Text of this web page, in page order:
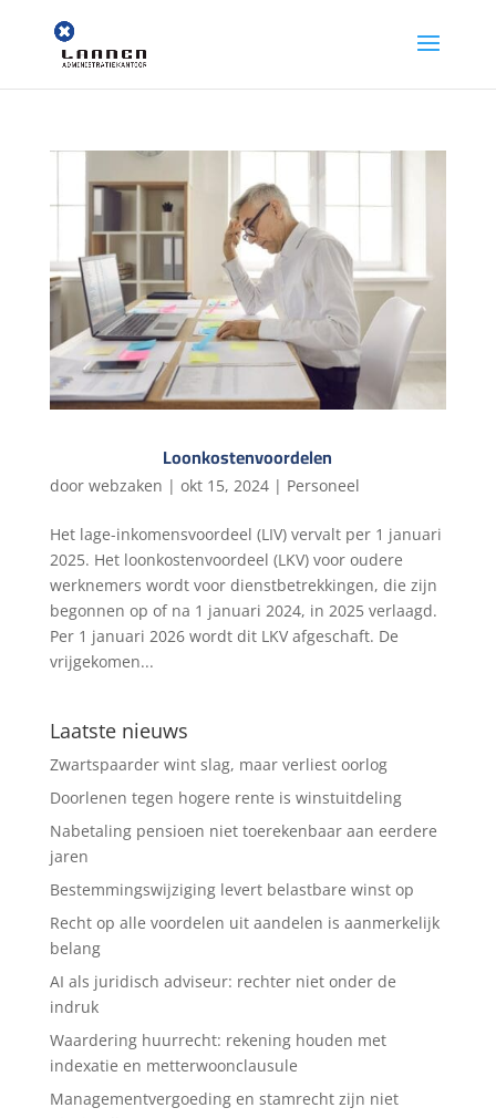
Loonkostenvoordelen
door webzaken | okt 15, 2024| Personeel
Het lage-inkomensvoordeel (LIV) vervalt per 1 januari
2025. Het loonkostenvoordeel (LKV) voor oudere
werknemers wordt voor dienstbetrekkingen, die zijn
begonnen op of na 1 januari 2024, in 2025 verlaagd.
Per 1 januari 2026 wordt dit LKV afgeschaft. De
vrijgekomen...
Laatste nieuws
Zwartspaarder wint slag, maar verliest oorlog
Doorlenen tegen hogere rente is winstuitdeling
Nabetaling pensioen niet toerekenbaar aan eerdere
jaren
Bestemmingswijziging levert belastbare winst op
Recht op alle voordelen uit aandelen is aanmerkelijk
belang
AI als juridisch adviseur: rechter niet onder de
indruk
Waardering huurrecht: rekening houden met
indexatie en metterwoonclausule
Managementvergoeding en stamrecht zijn niet